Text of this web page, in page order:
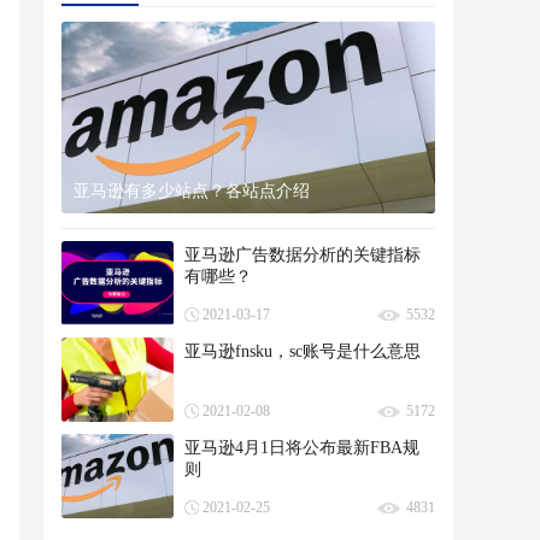
亚马逊有多少站点？各站点介绍
亚马逊广告数据分析的关键指标
有哪些？
2021-03-17 5532
亚马逊fnsku，sc账号是什么意思
2021-02-08 5172
亚马逊4月1日将公布最新FBA规
则
2021-02-25 4831